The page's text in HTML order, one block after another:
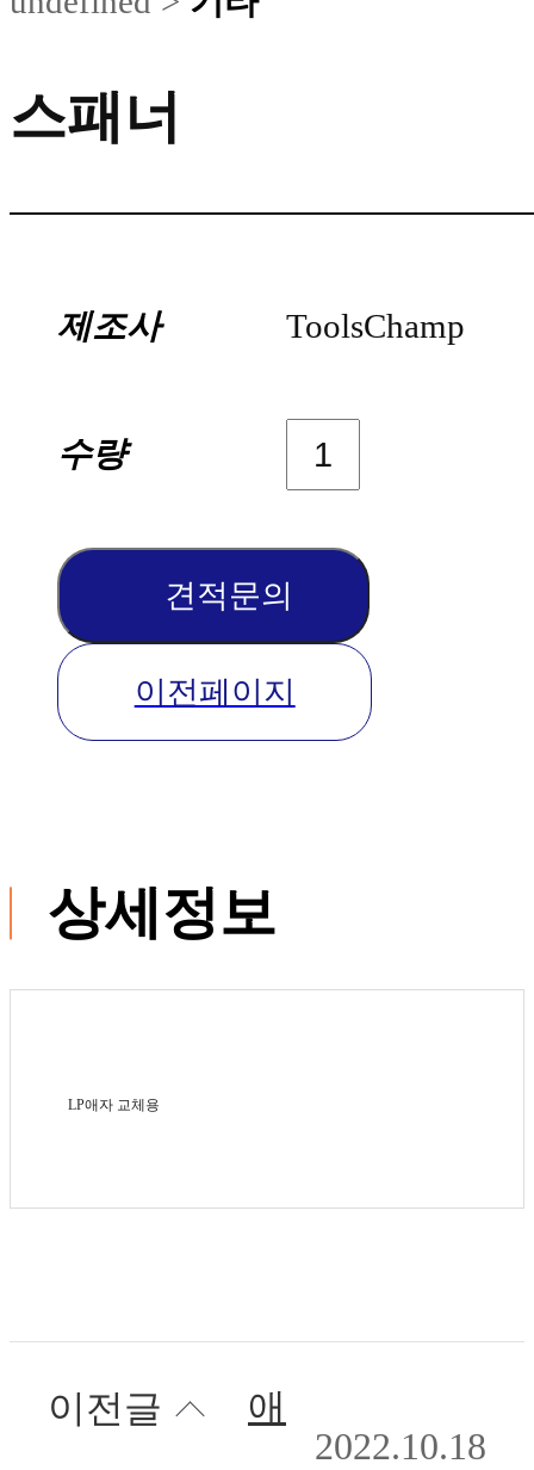
스패너
제조사 ToolsChamp
수량
견적문의
이전페이지
상세정보
LP애자 교체용
이전글
2022.10.18